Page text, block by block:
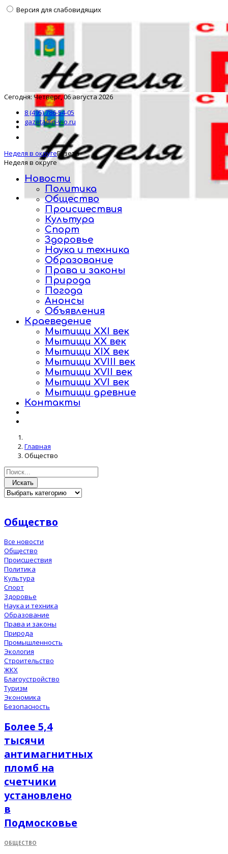
Версия для слабовидящих
Сегодня: Четверг, 06 августа 2026
8 (495) 786-54-05
gazeta@n-v-o.ru
Неделя в округеГазета
Неделя в округе
Новости
Политика
Общество
Происшествия
Культура
Спорт
Здоровье
Наука и техника
Образование
Права и законы
Природа
Погода
Анонсы
Объявления
Краеведение
Мытищи XXI век
Мытищи XX век
Мытищи XIX век
Мытищи XVIII век
Мытищи XVII век
Мытищи XVI век
Мытищи древние
Контакты
Главная
Общество
Искать
Общество
Все новости
Общество
Происшествия
Политика
Культура
Спорт
Здоровье
Наука и техника
Образование
Права и законы
Природа
Промышленность
Экология
Строительство
ЖКХ
Благоустройство
Туризм
Экономика
Безопасность
Более 5,4
тысячи
антимагнитных
пломб на
счетчики
установлено
в
Подмосковье
ОБЩЕСТВО